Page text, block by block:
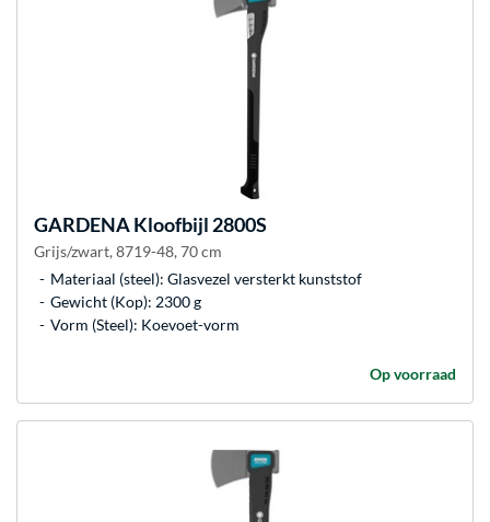
GARDENAKloofbijl 2800S
Grijs/zwart, 8719-48, 70 cm
Materiaal (steel): Glasvezel versterkt kunststof
Gewicht (Kop): 2300 g
Vorm (Steel): Koevoet-vorm
Op voorraad